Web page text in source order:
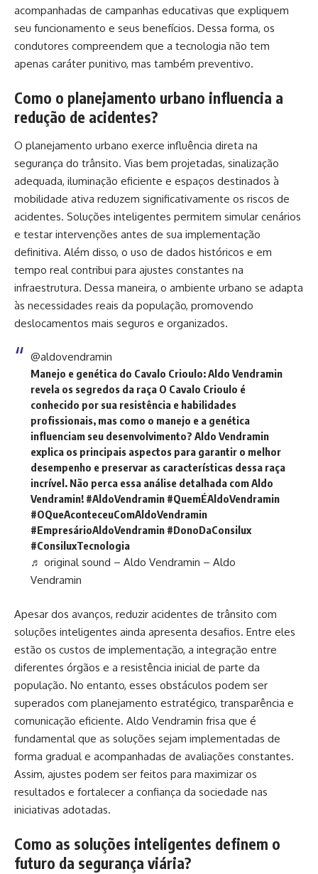
acompanhadas de campanhas educativas que expliquem
seu funcionamento e seus benefícios. Dessa forma, os
condutores compreendem que a tecnologia não tem
apenas caráter punitivo, mas também preventivo.
Como o planejamento urbano influencia a
redução de acidentes?
O planejamento urbano exerce influência direta na
segurança do trânsito. Vias bem projetadas, sinalização
adequada, iluminação eficiente e espaços destinados à
mobilidade ativa reduzem significativamente os riscos de
acidentes. Soluções inteligentes permitem simular cenários
e testar intervenções antes de sua implementação
definitiva. Além disso, o uso de dados históricos e em
tempo real contribui para ajustes constantes na
infraestrutura. Dessa maneira, o ambiente urbano se adapta
às necessidades reais da população, promovendo
deslocamentos mais seguros e organizados.
@aldovendramin
Manejo e genética do Cavalo Crioulo: Aldo Vendramin
revela os segredos da raça O Cavalo Crioulo é
conhecido por sua resistência e habilidades
profissionais, mas como o manejo e a genética
influenciam seu desenvolvimento? Aldo Vendramin
explica os principais aspectos para garantir o melhor
desempenho e preservar as características dessa raça
incrível. Não perca essa análise detalhada com Aldo
Vendramin! #AldoVendramin #QuemÉAldoVendramin
#OQueAconteceuComAldoVendramin
#EmpresárioAldoVendramin #DonoDaConsilux
#ConsiluxTecnologia
♬ original sound – Aldo Vendramin – Aldo
Vendramin
Apesar dos avanços, reduzir acidentes de trânsito com
soluções inteligentes ainda apresenta desafios. Entre eles
estão os custos de implementação, a integração entre
diferentes órgãos e a resistência inicial de parte da
população. No entanto, esses obstáculos podem ser
superados com planejamento estratégico, transparência e
comunicação eficiente. Aldo Vendramin frisa que é
fundamental que as soluções sejam implementadas de
forma gradual e acompanhadas de avaliações constantes.
Assim, ajustes podem ser feitos para maximizar os
resultados e fortalecer a confiança da sociedade nas
iniciativas adotadas.
Como as soluções inteligentes definem o
futuro da segurança viária?